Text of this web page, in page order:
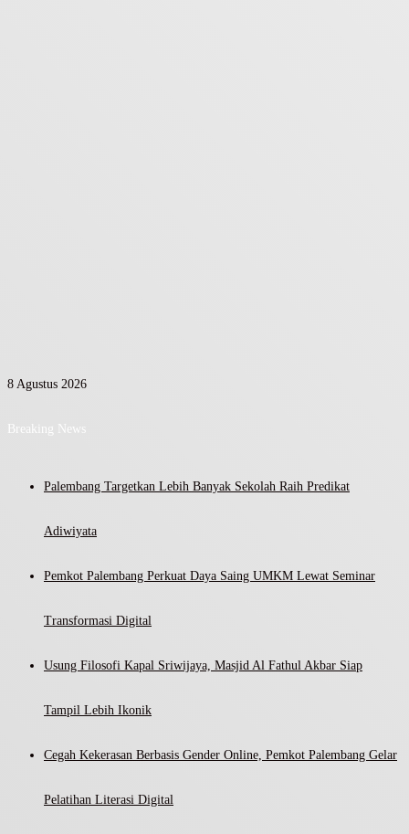
8 Agustus 2026
Breaking News
Palembang Targetkan Lebih Banyak Sekolah Raih Predikat
Adiwiyata
Pemkot Palembang Perkuat Daya Saing UMKM Lewat Seminar
Transformasi Digital
Usung Filosofi Kapal Sriwijaya, Masjid Al Fathul Akbar Siap
Tampil Lebih Ikonik
Cegah Kekerasan Berbasis Gender Online, Pemkot Palembang Gelar
Pelatihan Literasi Digital